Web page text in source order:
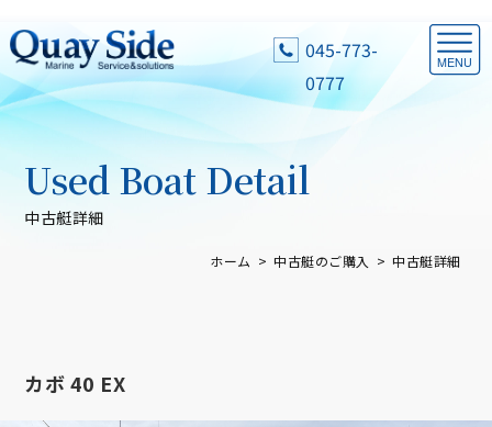
045-773-
0777
中古艇詳細
Used Boat Detail
ホーム 中古艇のご購入 中古艇詳細
カボ 40 EX